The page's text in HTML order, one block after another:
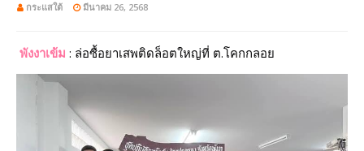
กระแสใต้ มีนาคม 26, 2568
พังงาเข้ม : ล่อซื้อยาเสพติดล็อตใหญ่ที่ ต.โคกกลอย